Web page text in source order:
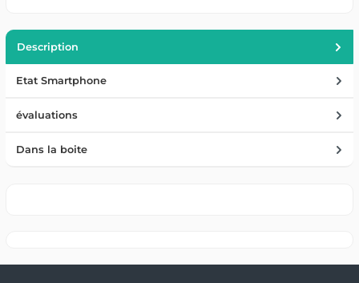
Description
Etat Smartphone
évaluations
Dans la boite